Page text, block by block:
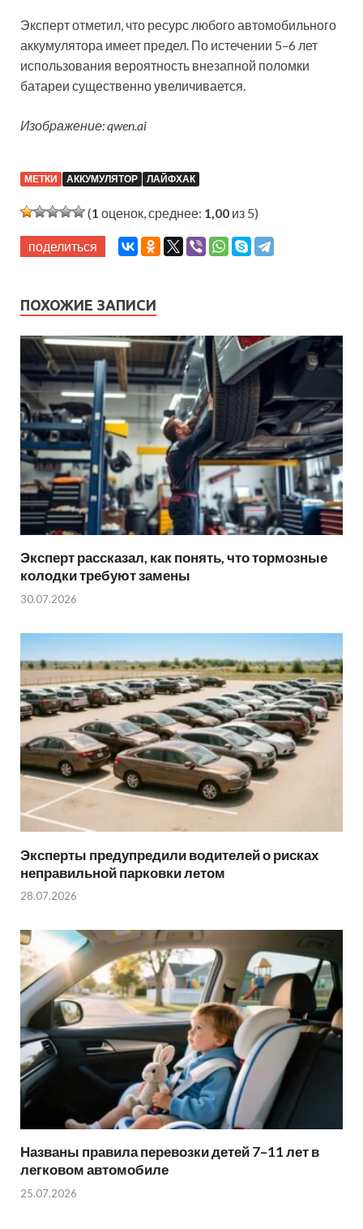
Эксперт отметил, что ресурс любого автомобильного
аккумулятора имеет предел. По истечении 5–6 лет
использования вероятность внезапной поломки
батареи существенно увеличивается.
Изображение: qwen.ai
МЕТКИ АККУМУЛЯТОР ЛАЙФХАК
(1 оценок, среднее: 1,00 из 5)
поделиться
ПОХОЖИЕ ЗАПИСИ
Эксперт рассказал, как понять, что тормозные
колодки требуют замены
30.07.2026
Эксперты предупредили водителей о рисках
неправильной парковки летом
28.07.2026
Названы правила перевозки детей 7–11 лет в
легковом автомобиле
25.07.2026